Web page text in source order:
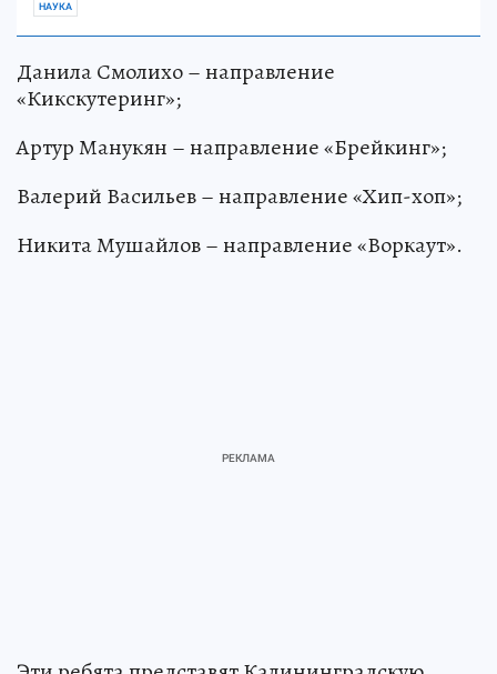
НАУКА
Данила Смолихо – направление
«Кикскутеринг»;
Артур Манукян – направление «Брейкинг»;
Валерий Васильев – направление «Хип-хоп»;
Никита Мушайлов – направление «Воркаут».